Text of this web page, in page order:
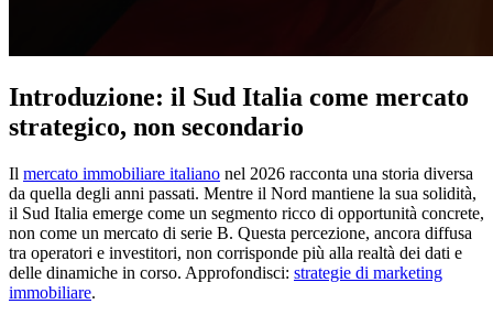
Introduzione: il Sud Italia come mercato
strategico, non secondario
Il mercato immobiliare italiano nel 2026 racconta una storia diversa
da quella degli anni passati. Mentre il Nord mantiene la sua solidità,
il Sud Italia emerge come un segmento ricco di opportunità concrete,
non come un mercato di serie B. Questa percezione, ancora diffusa
tra operatori e investitori, non corrisponde più alla realtà dei dati e
delle dinamiche in corso. Approfondisci: strategie di marketing
immobiliare.